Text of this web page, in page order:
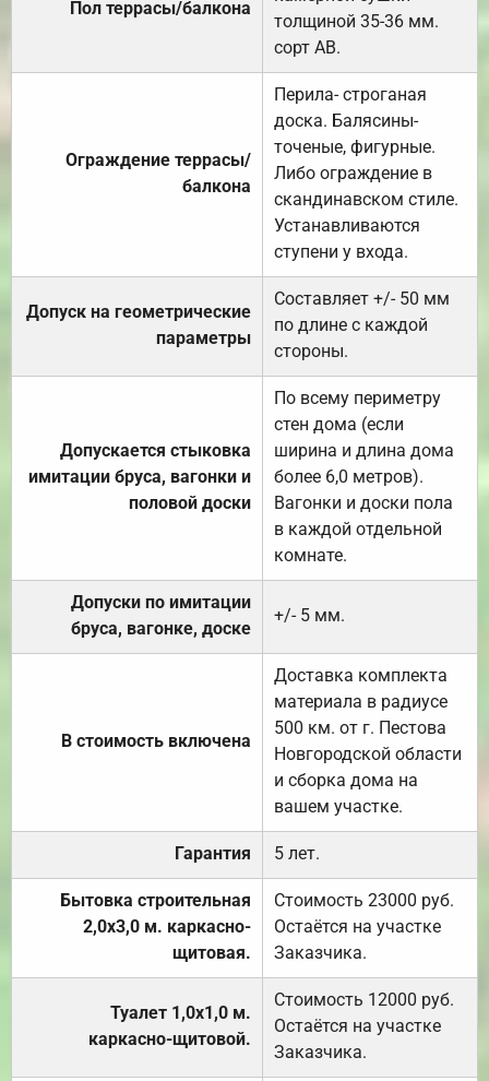
Пол террасы/балкона
толщиной 35-36 мм.
сорт АВ.
Ограждение террасы/
балкона
Перила- строганая
доска. Балясины-
точеные, фигурные.
Либо ограждение в
скандинавском стиле.
Устанавливаются
ступени у входа.
Допуск на геометрические
параметры
Составляет +/- 50 мм
по длине с каждой
стороны.
Допускается стыковка
имитации бруса, вагонки и
половой доски
По всему периметру
стен дома (если
ширина и длина дома
более 6,0 метров).
Вагонки и доски пола
в каждой отдельной
комнате.
Допуски по имитации
бруса, вагонке, доске
+/- 5 мм.
В стоимость включена
Доставка комплекта
материала в радиусе
500 км. от г. Пестова
Новгородской области
и сборка дома на
вашем участке.
Гарантия 5 лет.
Бытовка строительная
2,0х3,0 м. каркасно-
щитовая.
Стоимость 23000 руб.
Остаётся на участке
Заказчика.
Туалет 1,0х1,0 м.
каркасно-щитовой.
Стоимость 12000 руб.
Остаётся на участке
Заказчика.